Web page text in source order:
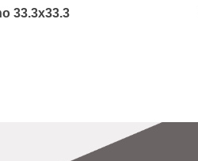
33.3x33.3